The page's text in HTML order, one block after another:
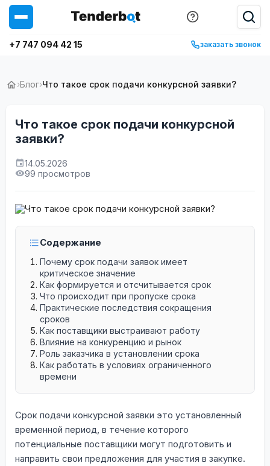
+7 747 094 42 15 заказать звонок
›Блог›Что такое срок подачи конкурсной заявки?
Что такое срок подачи конкурсной
заявки?
14.05.2026
99 просмотров
Содержание
Почему срок подачи заявок имеет
критическое значение
Как формируется и отсчитывается срок
Что происходит при пропуске срока
Практические последствия сокращения
сроков
Как поставщики выстраивают работу
Влияние на конкуренцию и рынок
Роль заказчика в установлении срока
Как работать в условиях ограниченного
времени
Срок подачи конкурсной заявки это установленный
временной период, в течение которого
потенциальные поставщики могут подготовить и
направить свои предложения для участия в закупке.